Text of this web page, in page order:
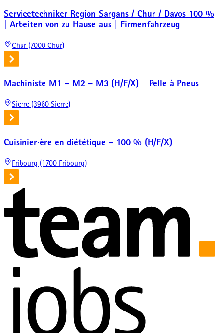
Servicetechniker Region Sargans / Chur / Davos 100 %
| Arbeiten von zu Hause aus | Firmenfahrzeug
Chur (7000 Chur)
Machiniste M1 – M2 – M3 (H/F/X) _ Pelle à Pneus
Sierre (3960 Sierre)
Cuisinier·ère en diététique – 100 % (H/F/X)
Fribourg (1700 Fribourg)